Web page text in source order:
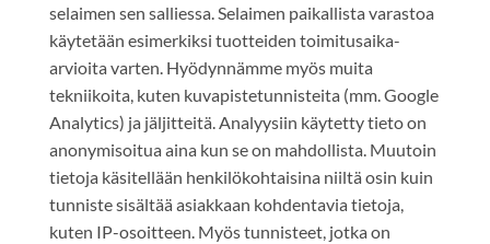
selaimen sen salliessa. Selaimen paikallista varastoa
käytetään esimerkiksi tuotteiden toimitusaika-
arvioita varten. Hyödynnämme myös muita
tekniikoita, kuten kuvapistetunnisteita (mm. Google
Analytics) ja jäljitteitä. Analyysiin käytetty tieto on
anonymisoitua aina kun se on mahdollista. Muutoin
tietoja käsitellään henkilökohtaisina niiltä osin kuin
tunniste sisältää asiakkaan kohdentavia tietoja,
kuten IP-osoitteen. Myös tunnisteet, jotka on